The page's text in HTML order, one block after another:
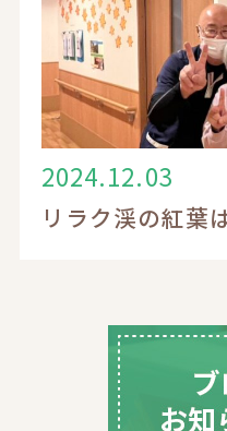
2024.12.03
リラク渓の紅葉
採
電話で